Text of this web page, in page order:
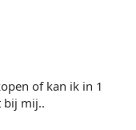
of kan ik in 1
bij mij..